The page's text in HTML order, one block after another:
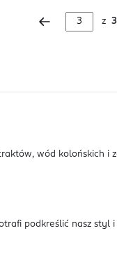
z 3
wód kolońskich i
podkreślić nasz styl